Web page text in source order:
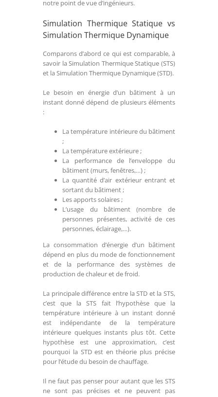
notre point de vue d’ingénieurs.
Simulation Thermique Statique vs
Simulation Thermique Dynamique
Comparons d’abord ce qui est comparable, à
savoir la Simulation Thermique Statique (STS)
et la Simulation Thermique Dynamique (STD).
Le besoin en énergie d’un bâtiment à un
instant donné dépend de plusieurs éléments
:
La température intérieure du bâtiment
;
La température extérieure ;
La performance de l’enveloppe du
bâtiment (murs, fenêtres,…) ;
La quantité d’air extérieur entrant et
sortant du bâtiment ;
Les apports solaires ;
L’usage du bâtiment (nombre de
personnes présentes, activité de ces
personnes, éclairage,…).
La consommation d’énergie d’un bâtiment
dépend en plus du mode de fonctionnement
et de la performance des systèmes de
production de chaleur et de froid.
La principale différence entre la STD et la STS,
c’est que la STS fait l’hypothèse que la
température intérieure à un instant donné
est indépendante de la température
intérieure quelques instants plus tôt. Cette
hypothèse est une approximation, c’est
pourquoi la STD est en théorie plus précise
pour l’étude du besoin de chauffage.
Il ne faut pas penser pour autant que les STS
ne sont pas précises et ne peuvent pas